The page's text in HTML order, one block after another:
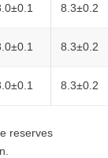
8.3±0.2
8.3±0.2
8.3±0.2
reserves